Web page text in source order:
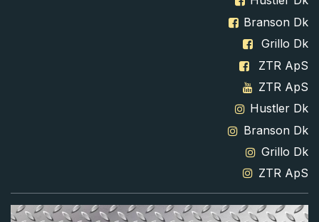
Branson Dk
Grillo Dk
ZTR ApS
ZTR ApS
Hustler Dk
Branson Dk
Grillo Dk
ZTR ApS